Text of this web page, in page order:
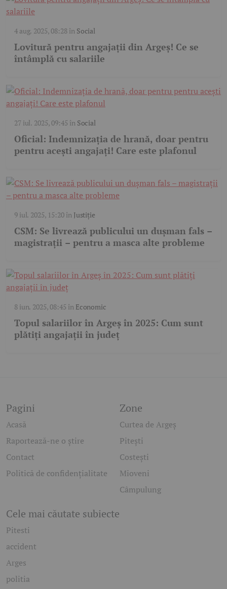
4 aug. 2025, 08:28în Social
Lovitură pentru angajații din Argeș! Ce se
întâmplă cu salariile
27 iul. 2025, 09:45 în Social
Oficial: Indemnizația de hrană, doar pentru
pentru acești angajați! Care este plafonul
9 iul. 2025, 15:20în Justiție
CSM: Se livrează publicului un dușman fals –
magistrații – pentru a masca alte probleme
8 iun. 2025, 08:45 în Economic
Topul salariilor în Argeș în 2025: Cum sunt
plătiți angajații în județ
Pagini
Acasă
Raportează-ne o știre
Contact
Politică de confidențialitate
Zone
Curtea de Argeș
Pitești
Costești
Mioveni
Câmpulung
Cele mai căutate subiecte
Pitesti
accident
Arges
politia